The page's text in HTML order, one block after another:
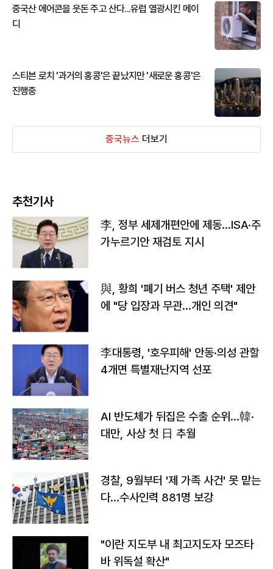
중국산 에어콘을 웃돈 주고 산다...유럽 열광시킨 메이
디
스티븐 로치 '과거의 홍콩'은 끝났지만 '새로운 홍콩'은
진행중
중국뉴스 더보기
추천기사
李, 정부 세제개편안에 제동…ISA·주
가누르기안 재검토 지시
與, 황희 '폐기 버스 청년 주택' 제안
에 "당 입장과 무관…개인 의견"
李대통령, '호우피해' 안동·의성 관할
4개면 특별재난지역 선포
AI 반도체가 뒤집은 수출 순위…韓·
대만, 사상 첫 日 추월
경찰, 9월부터 '제 가족 사건' 못 맡는
다…수사인력 881명 보강
"이란 지도부 내 최고지도자 모즈타
바 위독설 확산"